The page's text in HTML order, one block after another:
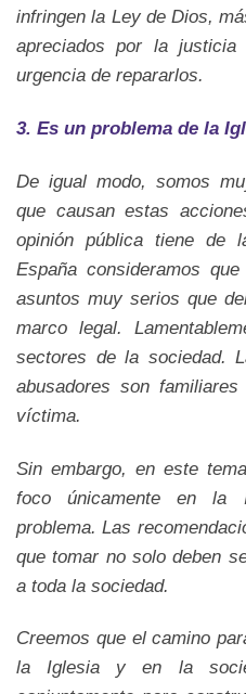
infringen la Ley de Dios,
apreciados por la
urgencia de repararlos.
3. Es un problema de la
De igual modo, somos
que causan estas
opinión pública tiene de
España consideramos
asuntos muy serios que
marco legal.
sectores de la sociedad.
abusadores son
víctima.
Sin embargo, en este
foco únicamente en la
problema. Las
que tomar no solo deben
a toda la sociedad.
Creemos que el camino
la Iglesia y en la